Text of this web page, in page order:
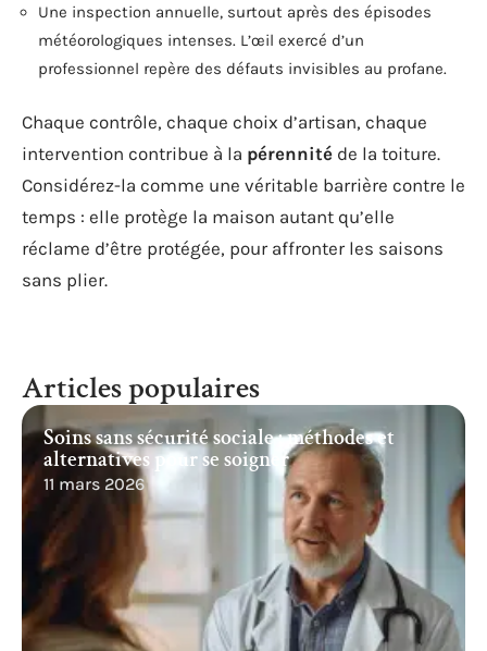
Une inspection annuelle, surtout après des épisodes
météorologiques intenses. L’œil exercé d’un
professionnel repère des défauts invisibles au profane.
Chaque contrôle, chaque choix d’artisan, chaque
intervention contribue à la pérennité de la toiture.
Considérez-la comme une véritable barrière contre le
temps : elle protège la maison autant qu’elle
réclame d’être protégée, pour affronter les saisons
sans plier.
Articles populaires
Soins sans sécurité sociale : méthodes et
alternatives pour se soigner
11 mars 2026